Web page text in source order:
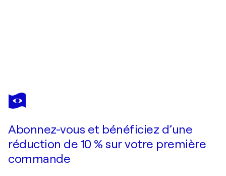
MOISE SEMEXANT
The Prince of Time
Abonnez-vous et bénéficiez d’une
réduction de 10 % sur votre première
commande